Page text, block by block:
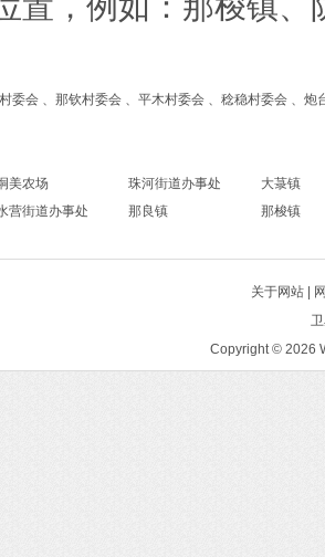
委会 、那钦村委会 、平木村委会 、稔稳村委会 、
美农场 珠河街道办事处
大菉镇
营街道办事处 那良镇
那梭镇
关于网站 |
Copyright © 2026